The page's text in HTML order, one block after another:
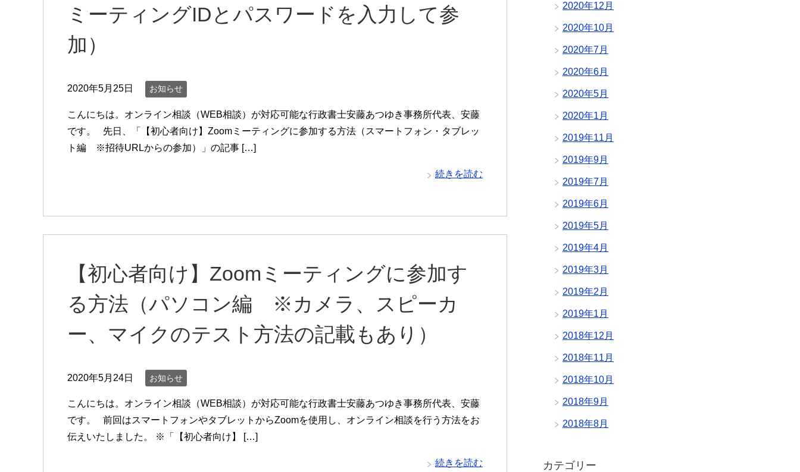
ミーティングIDとパスワードを入力して参
加）
2020年5月25日 お知らせ
こんにちは。オンライン相談（WEB相談）が対応可能な行政書士安藤あつゆき事務所代表、安藤
です。 先日、「【初心者向け】Zoomミーティングに参加する方法（スマートフォン・タブレッ
ト編 ※招待URLからの参加）」の記事 […]
続きを読む
【初心者向け】Zoomミーティングに参加す
る方法（パソコン編 ※カメラ、スピーカ
ー、マイクのテスト方法の記載もあり）
2020年5月24日 お知らせ
こんにちは。オンライン相談（WEB相談）が対応可能な行政書士安藤あつゆき事務所代表、安藤
です。 前回はスマートフォンやタブレットからZoomを使用し、オンライン相談を行う方法をお
伝えいたしました。 ※「【初心者向け】 […]
続きを読む
2020年12月
2020年10月
2020年7月
2020年6月
2020年5月
2020年1月
2019年11月
2019年9月
2019年7月
2019年6月
2019年5月
2019年4月
2019年3月
2019年2月
2019年1月
2018年12月
2018年11月
2018年10月
2018年9月
2018年8月
カテゴリー